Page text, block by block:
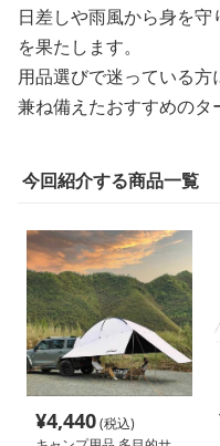
日差しや雨風から身を
を果たします。
用品選びで迷っている
兼ね備えたおすすめのタ
今回紹介する商品一覧
¥4,440(税込)